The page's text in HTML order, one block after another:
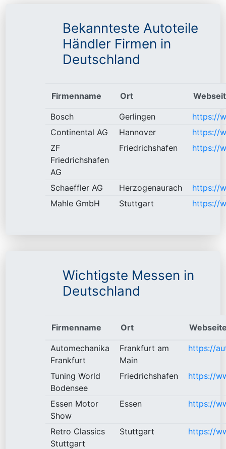
Bekannteste Autoteile
Händler Firmen in
Deutschland
Firmenname Ort
Bosch Gerlingen
https://
Continental AG
Hannover
https://
ZF
Friedrichshafen
AG
Friedrichshafen https://
Schaeffler AG Herzogenaurach
https://
Mahle GmbH
Stuttgart https://
Wichtigste Messen in
Deutschland
Firmenname Ort
Automechanika
Frankfurt
Frankfurt am
Main
https://
Tuning World
Bodensee
Friedrichshafen https://
Essen Motor
Show
Essen https://
Retro Classics
Stuttgart
Stuttgart https://